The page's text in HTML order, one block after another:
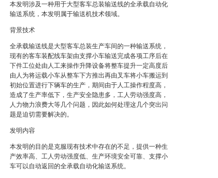
本发明涉及一种用于大型客车总装输送线的全承载自动化
输送系统，本发明属于输送机技术领域。
背景技术
全承载输送线是大型客车总装生产车间的一种输送系统，
现有的客车装配线车架由支撑小车输送完成各项工序后在
下件工位处由人工来操作升降设备将整车提升一定高度后
由人为将运载小车从整车下方推出再由叉车将小车搬运到
初始位置进行下辆车的生产，期间由于人工操作程度高，
造成了生产率低下，生产安全隐患多，工人劳动强度高，
人力物力浪费大等几个问题，因此如何处理这几个突出问
题是迫切需要解决的。
发明内容
本发明的目的是克服现有技术中存在的不足，提供一种生
产效率高、工人劳动强度低、生产环境安全可靠、支撑小
车可以自动返回的全承载自动化输送系统。